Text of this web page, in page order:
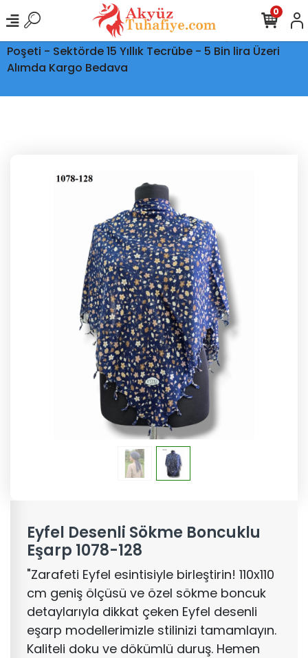
Ptt Kargo İle Tüm Türkiye'ye Teslimat - Şeffaf Kargo
Poşeti - Sektörde 15 Yıllık Tecrübe - 5 Bin lira Üzeri
Alımda Kargo Bedava
0
Eyfel Desenli Sökme Boncuklu
Eşarp 1078-128
"Zarafeti Eyfel esintisiyle birleştirin! 110x110
cm geniş ölçüsü ve özel sökme boncuk
detaylarıyla dikkat çeken Eyfel desenli
eşarp modellerimizle stilinizi tamamlayın.
Kaliteli doku ve dökümlü duruş. Hemen